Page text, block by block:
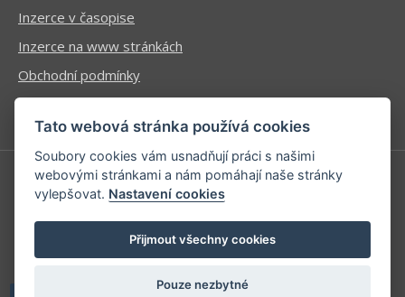
Inzerce v časopise
Inzerce na www stránkách
Obchodní podmínky
Ochrana osobních údajů
Příhlášení | Registrace
Kontaktní informace
Mapa stránek
Tato webová stránka používá cookies
Soubory cookies vám usnadňují práci s našimi
webovými stránkami a nám pomáhají naše stránky
vylepšovat. Nastavení cookies
Přijmout všechny cookies
Pouze nezbytné